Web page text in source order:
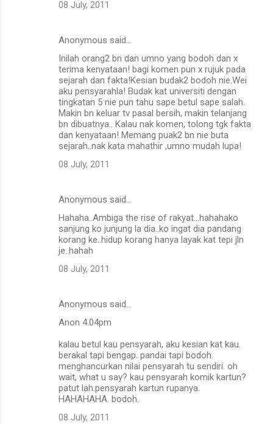
08 July, 2011
Anonymous said…
Inilah orang2 bn dan umno yang bodoh dan x
terima kenyataan! bagi komen pun x rujuk pada
sejarah dan fakta!Kesian budak2 bodoh nie.Wei
aku pensyarahla! Budak kat universiti dengan
tingkatan 5 nie pun tahu sape betul sape salah.
Makin bn keluar tv pasal bersih, makin telanjang
bn dibuatnya.. Kalau nak komen, tolong tgk fakta
dan kenyataan! Memang puak2 bn nie buta
sejarah..nak kata mahathir ,umno mudah lupa!
08 July, 2011
Anonymous said…
Hahaha..Ambiga the rise of rakyat...hahahako
sanjung ko junjung la dia..ko ingat dia pandang
korang ke..hidup korang hanya layak kat tepi jln
je..hahah
08 July, 2011
Anonymous said…
Anon 4.04pm
kalau betul kau pensyarah, aku kesian kat kau.
berakal tapi bengap. pandai tapi bodoh.
menghancurkan nilai pensyarah tu sendiri. oh
wait, what u say? kau pensyarah komik kartun?
patut lah.pensyarah kartun rupanya.
HAHAHAHA. bodoh.
08 July, 2011